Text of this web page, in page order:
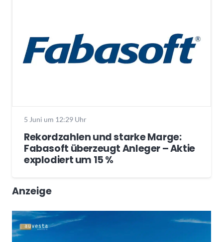
5 Juni um 12:29 Uhr
Rekordzahlen und starke Marge:
Fabasoft überzeugt Anleger – Aktie
explodiert um 15 %
Anzeige